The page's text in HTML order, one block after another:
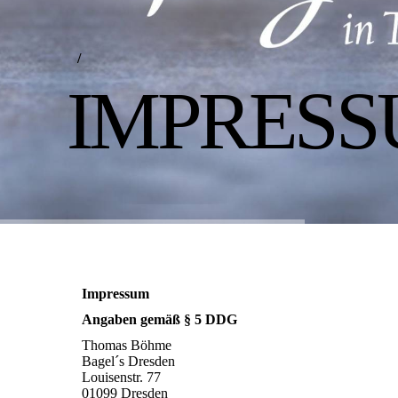
/
Impressum
Angaben gemäß § 5 DDG
Thomas Böhme
Bagel´s Dresden
Louisenstr. 77
01099 Dresden